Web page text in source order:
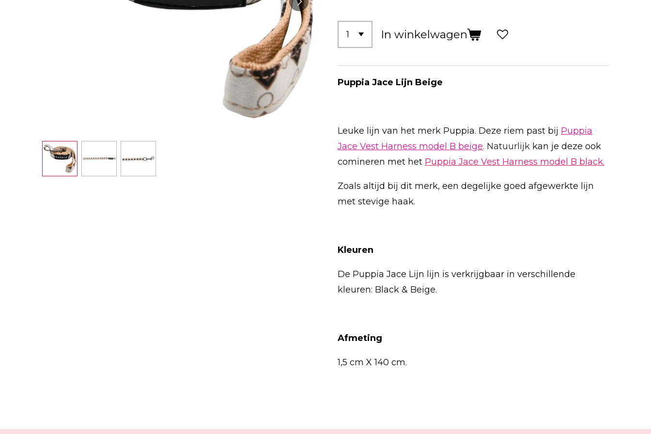
In winkelwagen
Puppia Jace Lijn Beige
Leuke lijn van het merk Puppia. Deze riem past bij Puppia
Jace Vest Harness model B beige. Natuurlijk kan je deze ook
comineren met het Puppia Jace Vest Harness model B black.
Zoals altijd bij dit merk, een degelijke goed afgewerkte lijn
met stevige haak.
Kleuren
De Puppia Jace Lijn lijn is verkrijgbaar in verschillende
kleuren: Black & Beige.
Afmeting
1,5 cm X 140 cm.